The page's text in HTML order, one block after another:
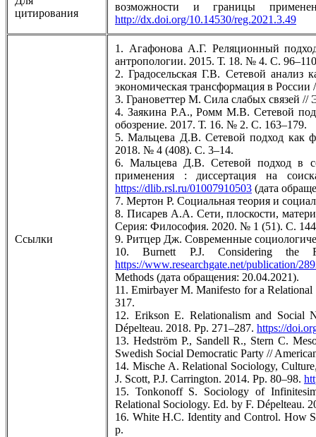
цитирования
возможности и границы
http://dx.doi.org/10.14530/reg.2021.3.49
Ссылки
1. Агафонова А.Г. Реляционный
антропологии. 2015. Т. 18. № 4. С.
2. Градосельская Г.В. Сетевой анализ
экономическая трансформация в
3. Грановеттер М. Сила слабых связей
4. Заякина Р.А., Ромм М.В. Сетевой
обозрение. 2017. Т. 16. № 2. С. 163–179.
5. Мальцева Д.В. Сетевой подход как
2018. № 4 (408). С. 3–14.
6. Мальцева Д.В. Сетевой подход в
применения : диссертация на
https://dlib.rsl.ru/01007910503 (дата
7. Мертон Р. Социальная теория и
8. Писарев А.А. Сети, плоскости,
Серия: Философия. 2020. № 1 (51). С.
9. Ритцер Дж. Современные
10. Burnett P.J. Considering the
https://www.researchgate.net/publication/
Methods (дата обращения: 20.04.2021).
11. Emirbayer M. Manifesto for a
317.
12. Erikson E. Relationalism and Social
Dépelteau. 2018. Pp. 271–287. https://
13. Hedström P., Sandell R., Stern C.
Swedish Social Democratic Party //
14. Mische A. Relational Sociology,
J. Scott, P.J. Carrington. 2014. Pp. 80–98.
15. Tonkonoff S. Sociology of
Relational Sociology. Ed. by F. Dépelteau.
16. White H.C. Identity and Control. How
p.